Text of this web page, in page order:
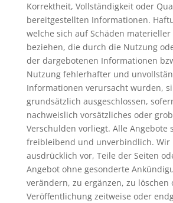
Korrektheit, Vollständigkeit oder
bereitgestellten Informationen.
welche sich auf Schäden
beziehen, die durch die Nutzung
der dargebotenen Informationen
Nutzung fehlerhafter und
Informationen verursacht wurden,
grundsätzlich ausgeschlossen,
nachweislich vorsätzliches oder
Verschulden vorliegt. Alle Angebote
freibleibend und unverbindlich. Wir
ausdrücklich vor, Teile der Seiten
Angebot ohne gesonderte
verändern, zu ergänzen, zu löschen
Veröffentlichung zeitweise oder